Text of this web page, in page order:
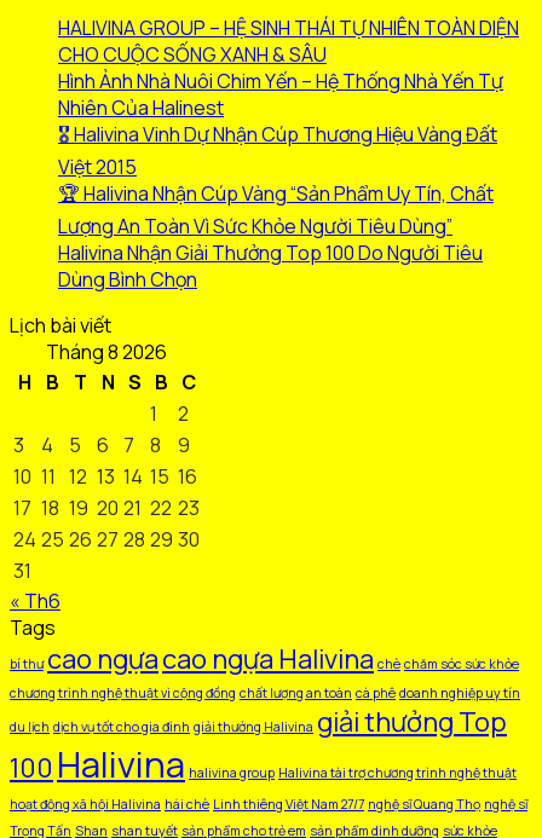
HALIVINA GROUP – HỆ SINH THÁI TỰ NHIÊN TOÀN DIỆN
CHO CUỘC SỐNG XANH & SÂU
Hình Ảnh Nhà Nuôi Chim Yến – Hệ Thống Nhà Yến Tự
Nhiên Của Halinest
🎖️ Halivina Vinh Dự Nhận Cúp Thương Hiệu Vàng Đất
Việt 2015
🏆 Halivina Nhận Cúp Vàng “Sản Phẩm Uy Tín, Chất
Lượng An Toàn Vì Sức Khỏe Người Tiêu Dùng”
Halivina Nhận Giải Thưởng Top 100 Do Người Tiêu
Dùng Bình Chọn
Lịch bài viết
Tháng 8 2026
H
B T N S B C
1
2
3
4 5 6 7 8
9
10 11 12 13 14 15 16
17 18 19 20 21 22 23
24 25 26 27 28 29 30
31
« Th6
Tags
bí thư cao ngựacao ngựa Halivina chè chăm sóc sức khỏe
chương trình nghệ thuật vì cộng đồng chất lượng an toàn cà phê doanh nghiệp uy tín
du lịch dịch vụ tốt cho gia đình giải thưởng Halivina giải thưởng Top
100 Halivina halivina group Halivina tài trợ chương trình nghệ thuật
hoạt động xã hội Halivina hái chè Linh thiêng Việt Nam 27/7 nghệ sĩ Quang Thọ nghệ sĩ
Trọng Tấn Shan shan tuyết sản phẩm cho trẻ em sản phẩm dinh dưỡng sức khỏe